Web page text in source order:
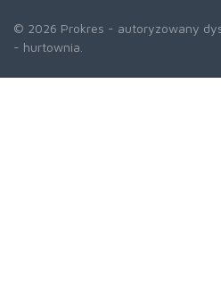
© 2026 Prokres - autoryzowany
- hurtownia.